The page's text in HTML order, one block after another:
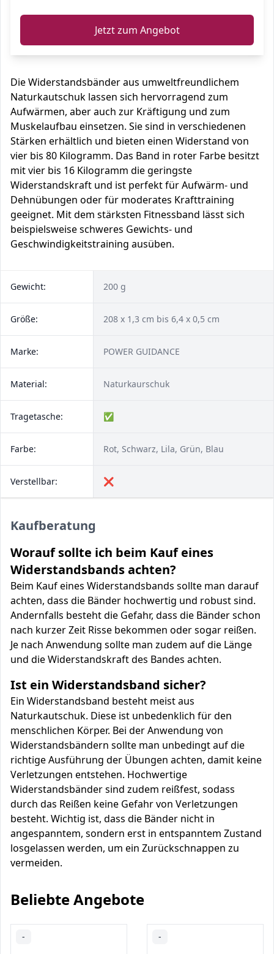
Jetzt zum Angebot
Die Widerstandsbänder aus umweltfreundlichem
Naturkautschuk lassen sich hervorragend zum
Aufwärmen, aber auch zur Kräftigung und zum
Muskelaufbau einsetzen. Sie sind in verschiedenen
Stärken erhältlich und bieten einen Widerstand von
vier bis 80 Kilogramm. Das Band in roter Farbe besitzt
mit vier bis 16 Kilogramm die geringste
Widerstandskraft und ist perfekt für Aufwärm- und
Dehnübungen oder für moderates Krafttraining
geeignet. Mit dem stärksten Fitnessband lässt sich
beispielsweise schweres Gewichts- und
Geschwindigkeitstraining ausüben.
Gewicht: 200 g
Größe: 208 x 1,3 cm bis 6,4 x 0,5 cm
Marke: POWER GUIDANCE
Material: Naturkaurschuk
Tragetasche: ✅
Farbe: Rot, Schwarz, Lila, Grün, Blau
Verstellbar: ❌
Kaufberatung
Worauf sollte ich beim Kauf eines
Widerstandsbands achten?
Beim Kauf eines Widerstandsbands sollte man darauf
achten, dass die Bänder hochwertig und robust sind.
Andernfalls besteht die Gefahr, dass die Bänder schon
nach kurzer Zeit Risse bekommen oder sogar reißen.
Je nach Anwendung sollte man zudem auf die Länge
und die Widerstandskraft des Bandes achten.
Ist ein Widerstandsband sicher?
Ein Widerstandsband besteht meist aus
Naturkautschuk. Diese ist unbedenklich für den
menschlichen Körper. Bei der Anwendung von
Widerstandsbändern sollte man unbedingt auf die
richtige Ausführung der Übungen achten, damit keine
Verletzungen entstehen. Hochwertige
Widerstandsbänder sind zudem reißfest, sodass
durch das Reißen keine Gefahr von Verletzungen
besteht. Wichtig ist, dass die Bänder nicht in
angespanntem, sondern erst in entspanntem Zustand
losgelassen werden, um ein Zurückschnappen zu
vermeiden.
Beliebte Angebote
- -